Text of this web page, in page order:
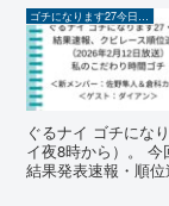
ぐるナイ ゴチにな
イ夜8時から）。
結果発表速報・順